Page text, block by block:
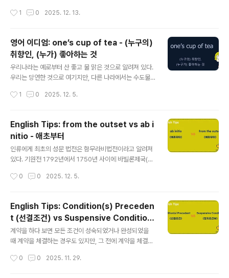
p up의 의미는 표현 그대로에서 잘 드..
가적인 확인도 하고, 내용 중에 문제점이나 우려할 만한 부
다. 즉, I see no issue with~ 는 제안이나 계획에 동의할
때, 누군가 걱정하는 문제를 가볍게 넘길 때, 반대 의견 없
이 허용하거나 수용할 때 등에 사용하면 적절한 표현이다.
[유사한 표현] I don’t have a problem with ~ - 나는
ve no is..
1 0 2025. 12. 13.
영어 이디엄: one’s cup of tea - (누구의)
취향인, (누가) 좋아하는 것
우리나라는 예로부터 산 좋고 물 맑은 것으로 알려져 있다.
우리는 당연한 것으로 여기지만, 다른 나라에서는 수도물
가 곤란한 경우도 있고, 수질이 안 좋아서 음용 자체가 적절
래서 차는 동서양에서 오래된 기호식품들 중에 하나였다.
이번 포스트의 소재인 one's cup of tea의 경우도 직역
을 하면 '누군가의 차 한 잔'이지만, "누군가의 취향이나 선
호하는 것"을 의미한다. 이는 앞서 언급한 것처럼 차를 마
따라 맛이 다르고 각자가 좋아하는 차가 다르다는 데서 기
1 0 2025. 12. 5.
English Tips: from the outset vs ab i
nitio - 애초부터
인류에게 최초의 성문 법전은 함무라비법전이라고 알려져
있다. 기원전 1792년에서 1750년 사이에 바빌론제국(지
은 '눈에는 눈 (an eye for an eye)', '이에는 이 (a tooth
게 했으면 치아로 상대방의 피해에 대한 대가를 치뤄야 한
다는 작동 원리다. 그런데, 오늘날 우리가 살아가는 세상에
서 법의 영향을 가장 많이 미치고 있는 것은 가장 오래된 함
무라비법전이 아니라, 로마법으로부터 기원한 대륙법계와
이다. English Tips 이야기를 하면서 거창하게 법..
0 0 2025. 12. 5.
English Tips: Condition(s) Preceden
t (선결조건) vs Suspensive Condition
(정지조건부)
계약을 하다 보면 모든 조건이 성숙되었거나 완성되었을
때 계약을 체결하는 경우도 있지만, 그 전에 계약을 체결하
있다. 그래서 Condition(s) Precedent와 Suspensiv
0 0 2025. 11. 29.